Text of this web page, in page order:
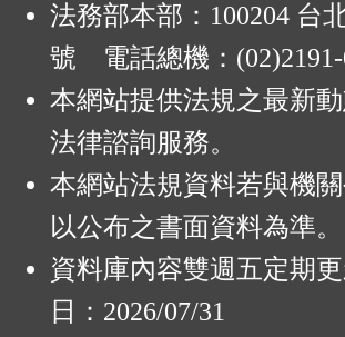
法務部本部：100204 台
號 電話總機：(02)2191-
本網站提供法規之最新
法律諮詢服務。
本網站法規資料若與機
以公布之書面資料為準。
資料庫內容雙週五定期
日：2026/07/31